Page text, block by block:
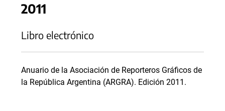
2011
Libro electrónico
Anuario de la Asociación de Reporteros Gráficos de
la República Argentina (ARGRA). Edición 2011.